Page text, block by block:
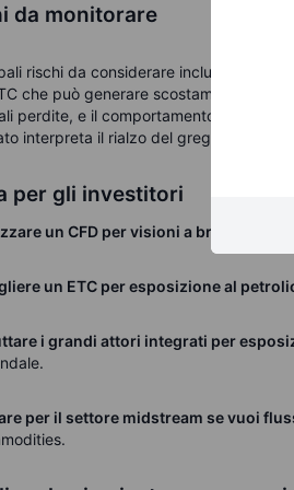
da monitorare
rischi da considerare includono una
che può generare scostamenti
perdite, e il comportamento delle
interpreta il rialzo del greggio come
per gli investitori
un CFD per visioni a breve termine
un ETC per esposizione al
i grandi attori integrati per
per il settore midstream se vuoi